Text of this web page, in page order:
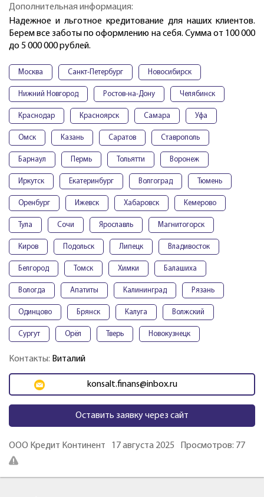
Дополнительная информация:
Надежное и льготное кредитование для наших клиентов.
Берем все заботы по оформлению на себя. Сумма от 100 000
до 5 000 000 рублей.
Москва Санкт-Петербург Новосибирск
Нижний Новгород Ростов-на-Дону Челябинск
Краснодар Красноярск Самара Уфа
Омск Казань Саратов Ставрополь
Барнаул Пермь Тольятти Воронеж
Иркутск Екатеринбург Волгоград Тюмень
Оренбург Ижевск Хабаровск Кемерово
Тула Сочи Ярославль Магнитогорск
Киров Подольск Липецк Владивосток
Белгород Томск Химки Балашиха
Вологда Апатиты Калининград Рязань
Одинцово Брянск Калуга Волжский
Сургут Орёл Тверь Новокузнецк
Контакты: Виталий
konsalt.finans@inbox.ru
Оставить заявку через сайт
ООО Кредит Континент 17 августа 2025 Просмотров: 77